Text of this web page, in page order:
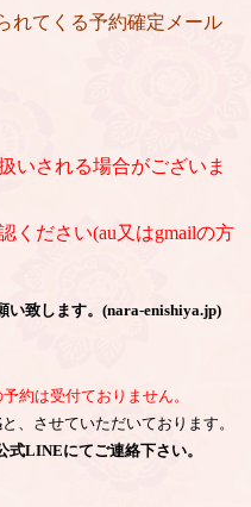
れてくる予約確定メール
いされる場合がございま
ください(au又はgmailの方
い致します。(nara-enishiya.jp)
約は受付ておりません。
と、させていただいております。
式LINEにてご連絡下さい。